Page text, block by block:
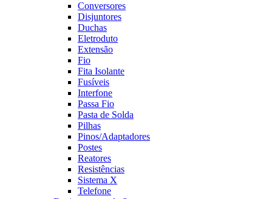
Conversores
Disjuntores
Duchas
Eletroduto
Extensão
Fio
Fita Isolante
Fusíveis
Interfone
Passa Fio
Pasta de Solda
Pilhas
Pinos/Adaptadores
Postes
Reatores
Resistências
Sistema X
Telefone